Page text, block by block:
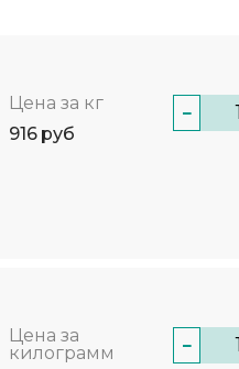
Цена за кг
916 руб
−
Цена за
килограмм
−